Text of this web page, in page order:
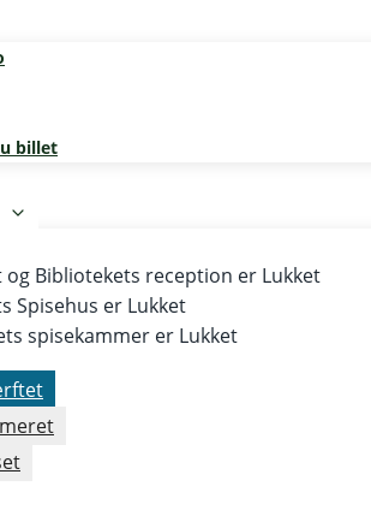
billet
Bibliotekets reception er Lukket
Spisehus er Lukket
spisekammer er Lukket